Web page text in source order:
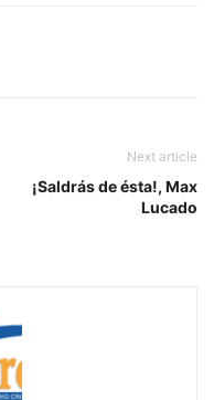
Next article
¡Saldrás de ésta!, Max
Lucado